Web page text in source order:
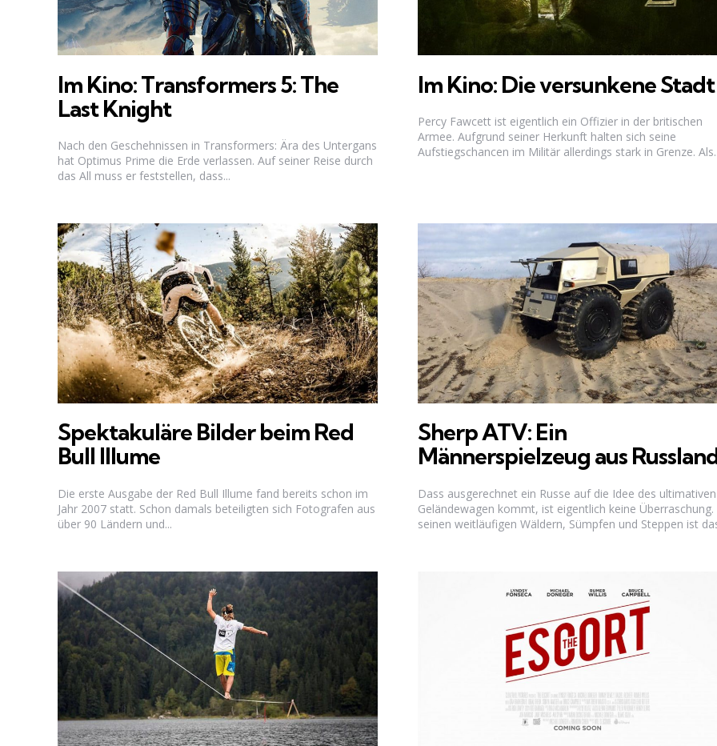
Im Kino: Transformers 5: The
Last Knight
Nach den Geschehnissen in Transformers: Ära des Untergans
hat Optimus Prime die Erde verlassen. Auf seiner Reise durch
das All muss er feststellen, dass...
Im Kino: Die versunkene
Percy Fawcett ist eigentlich ein Offizier in der britischen
Armee. Aufgrund seiner Herkunft halten sich seine
Aufstiegschancen im Militär allerdings stark in Grenze.
Spektakuläre Bilder beim Red
Bull Illume
Die erste Ausgabe der Red Bull Illume fand bereits schon im
Jahr 2007 statt. Schon damals beteiligten sich Fotografen aus
über 90 Ländern und...
Sherp ATV: Ein
Männerspielzeug aus
Dass ausgerechnet ein Russe auf die Idee des ultimativen
Geländewagen kommt, ist eigentlich keine
seinen weitläufigen Wäldern, Sümpfen und Steppen ist